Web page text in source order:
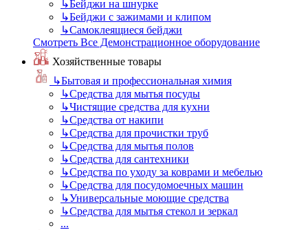
↳Бейджи на шнурке
↳Бейджи с зажимами и клипом
↳Самоклеящиеся бейджи
Смотреть Все Демонстрационное оборудование
Хозяйственные товары
↳Бытовая и профессиональная химия
↳Средства для мытья посуды
↳Чистящие средства для кухни
↳Средства от накипи
↳Средства для прочистки труб
↳Средства для мытья полов
↳Средства для сантехники
↳Средства по уходу за коврами и мебелью
↳Средства для посудомоечных машин
↳Универсальные моющие средства
↳Средства для мытья стекол и зеркал
...